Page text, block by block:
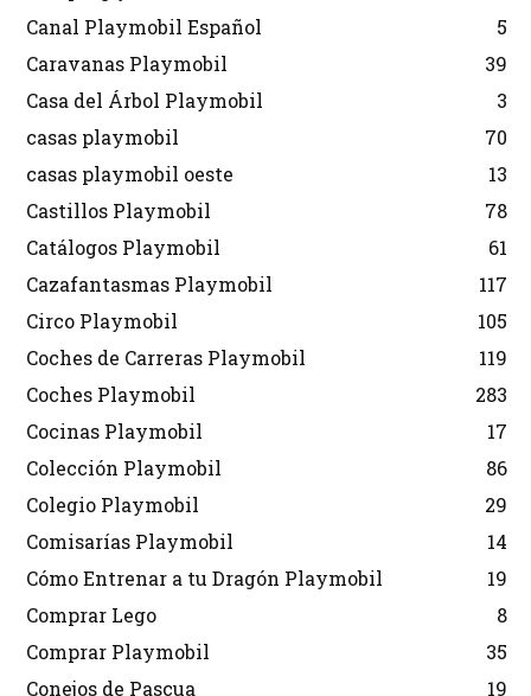
Canal Playmobil Español
5
Caravanas Playmobil
39
Casa del Árbol Playmobil
3
casas playmobil
70
casas playmobil oeste
13
Castillos Playmobil
78
Catálogos Playmobil
61
Cazafantasmas Playmobil
117
Circo Playmobil
105
Coches de Carreras Playmobil
119
Coches Playmobil
283
Cocinas Playmobil
17
Colección Playmobil
86
Colegio Playmobil
29
Comisarías Playmobil
14
Cómo Entrenar a tu Dragón Playmobil
19
Comprar Lego
8
Comprar Playmobil
35
Conejos de Pascua
19